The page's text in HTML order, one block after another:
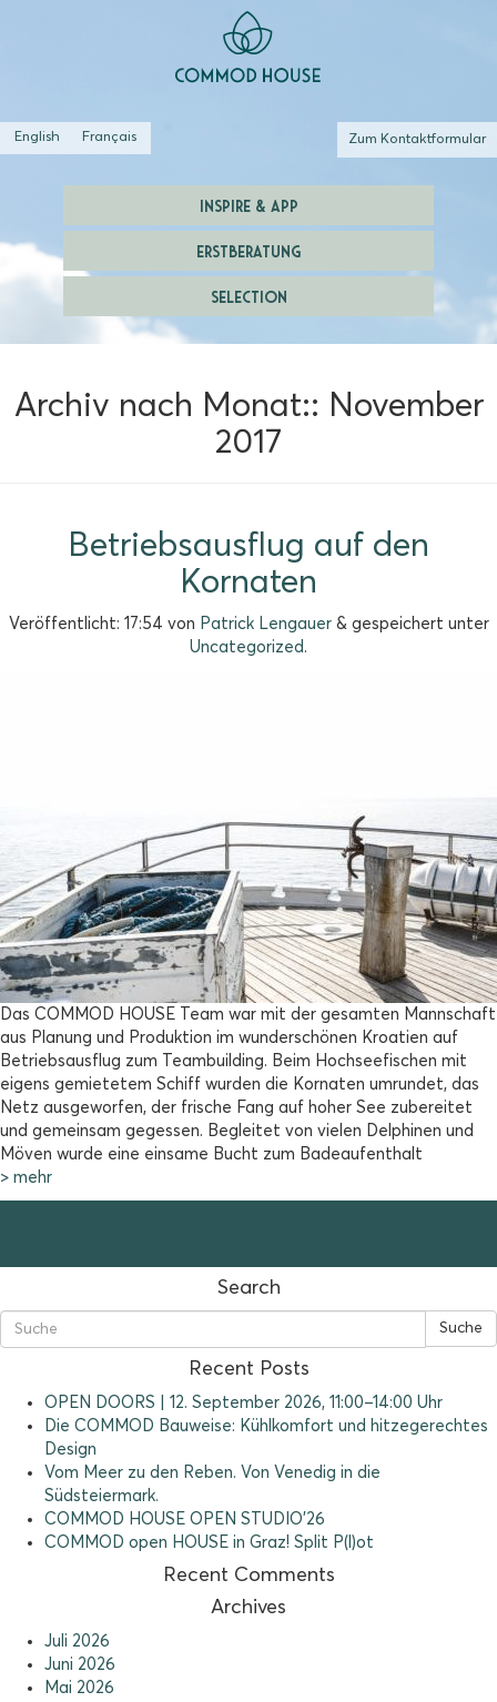
INSPIRE & APP
ERSTBERATUNG
SELECTION
English Français Zum Kontaktformular
Archiv nach Monat:: November
2017
Betriebsausflug auf den
Kornaten
Veröffentlicht: 17:54 von Patrick Lengauer &gespeichert unter
Uncategorized .
Das COMMOD HOUSE Team war mit der gesamten Mannschaft
aus Planung und Produktion im wunderschönen Kroatien auf
Betriebsausflug zum Teambuilding. Beim Hochseefischen mit
eigens gemietetem Schiff wurden die Kornaten umrundet, das
Netz ausgeworfen, der frische Fang auf hoher See zubereitet
und gemeinsam gegessen. Begleitet von vielen Delphinen und
Möven wurde eine einsame Bucht zum Badeaufenthalt
> mehr
Search
Suche
Recent Posts
OPEN DOORS | 12. September 2026, 11:00–14:00 Uhr
Die COMMOD Bauweise: Kühlkomfort und hitzegerechtes
Design
Vom Meer zu den Reben. Von Venedig in die
Südsteiermark.
COMMOD HOUSE OPEN STUDIO’26
COMMOD open HOUSE in Graz! Split P(l)ot
Recent Comments
Archives
Juli 2026
Juni 2026
Mai 2026